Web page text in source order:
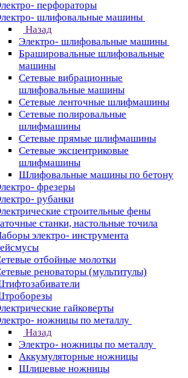
перфораторы
шлифовальные машины
Назад
Электро- шлифовальные машины
Брашировальные шлифовальные
машины
Сетевые вибрационные
шлифовальные машины
Сетевые ленточные шлифмашины
Сетевые полировальные
шлифмашины
Сетевые прямые шлифмашины
Сетевые эксцентриковые
шлифмашины
Шлифовальные машины по бетону
фрезеры
рубанки
строительные фены
станки, настольные точила
электро- инструмента
отбойные молотки
реноваторы (мультитулы)
гайковерты
ножницы по металлу
Назад
Электро- ножницы по металлу
Аккумуляторные ножницы
Шлицевые ножницы